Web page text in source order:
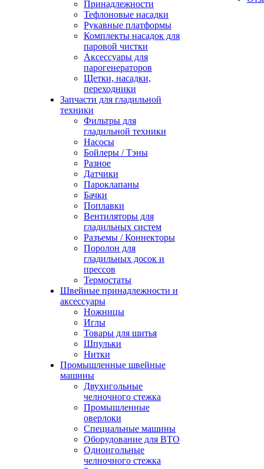
Принадлежности
Тефлоновые насадки
Рукавные платформы
Комплекты насадок для
паровой чистки
Аксессуары для
парогенераторов
Щетки, насадки,
переходники
Запчасти для гладильной
техники
Фильтры для
гладильной техники
Насосы
Бойлеры / Тэны
Разное
Датчики
Пароклапаны
Бачки
Поплавки
Вентиляторы для
гладильных систем
Разъемы / Коннекторы
Поролон для
гладильных досок и
прессов
Термостаты
Швейные принадлежности и
аксессуары
Ножницы
Иглы
Товары для шитья
Шпульки
Нитки
Промышленные швейные
машины
Двухигольные
челночного стежка
Промышленные
оверлоки
Специальные машины
Оборудование для ВТО
Одноигольные
челночного стежка